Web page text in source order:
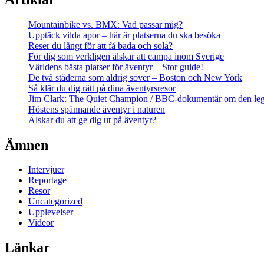
Mountainbike vs. BMX: Vad passar mig?
Upptäck vilda apor – här är platserna du ska besöka
Reser du långt för att få bada och sola?
För dig som verkligen älskar att campa inom Sverige
Världens bästa platser för äventyr – Stor guide!
De två städerna som aldrig sover – Boston och New York
Så klär du dig rätt på dina äventyrsresor
Jim Clark: The Quiet Champion / BBC-dokumentär om den
Höstens spännande äventyr i naturen
Älskar du att ge dig ut på äventyr?
Ämnen
Intervjuer
Reportage
Resor
Uncategorized
Upplevelser
Videor
Länkar